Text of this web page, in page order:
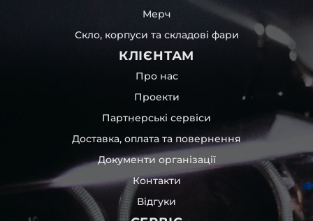
Мерч
Скло, корпуси та складові фари
КЛІЄНТАМ
Про нас
Проекти
Партнерські сервіси
Доставка, оплата та повернення
Документи організації
Контакти
Відгуки